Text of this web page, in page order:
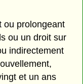
ou prolongeant
ou un droit sur
indirectement
et un ans